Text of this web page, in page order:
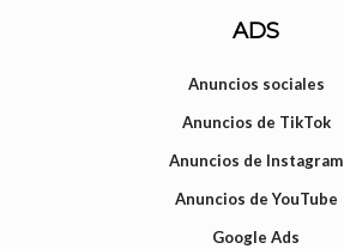
ADS
Anuncios sociales
Anuncios de TikTok
Anuncios de Instagram
Anuncios de YouTube
Google Ads